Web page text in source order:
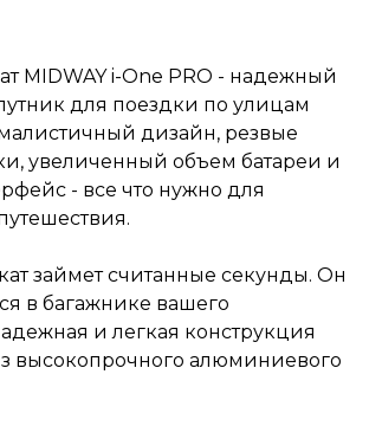
Он легко
MIDWAY i-One PRO - надежный
для поездки по улицам
дизайн, резвые
увеличенный объем батареи и
- все что нужно для
займет считанные секунды. Он
в багажнике вашего
и легкая конструкция
высокопрочного алюминиевого